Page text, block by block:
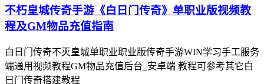
不朽皇城传奇手游《白日门传奇》单职业版视频教
程及GM物品充值指南
白日门传奇不灭皇城单职业职业版传奇手游WIN学习手工服务
端通用视频教程GM物品充值后台_安卓端 教程可参考其它白
日门传奇搭建教程